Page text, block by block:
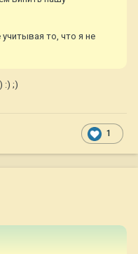
то, что я не
:) ;)
1